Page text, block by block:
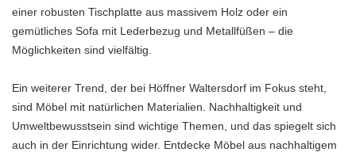
einer robusten Tischplatte aus massivem Holz oder ein
gemütliches Sofa mit Lederbezug und Metallfüßen – die
Möglichkeiten sind vielfältig.
Ein weiterer Trend, der bei Höffner Waltersdorf im Fokus steht,
sind Möbel mit natürlichen Materialien. Nachhaltigkeit und
Umweltbewusstsein sind wichtige Themen, und das spiegelt sich
auch in der Einrichtung wider. Entdecke Möbel aus nachhaltigem